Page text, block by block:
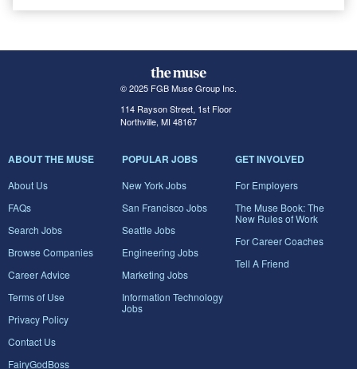
© 2025 FGB Muse Group Inc.
114 Rayson Street, 1st Floor
Northville, MI 48167
ABOUT THE MUSE
About Us
FAQs
Search Jobs
Browse Companies
Career Advice
Terms of Use
Privacy Policy
Contact Us
FairyGodBoss
POPULAR JOBS
New York Jobs
San Francisco Jobs
Seattle Jobs
Engineering Jobs
Marketing Jobs
Information Technology
Jobs
GET INVOLVED
For Employers
The Muse Book: The
New Rules of Work
For Career Coaches
Tell A Friend